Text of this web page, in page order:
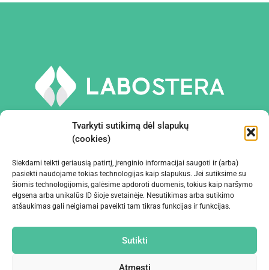
Tvarkyti sutikimą dėl slapukų
(cookies)
Siekdami teikti geriausią patirtį, įrenginio informacijai saugoti ir (arba)
pasiekti naudojame tokias technologijas kaip slapukus. Jei sutiksime su
šiomis technologijomis, galėsime apdoroti duomenis, tokius kaip naršymo
elgsena arba unikalūs ID šioje svetainėje. Nesutikimas arba sutikimo
atšaukimas gali neigiamai paveikti tam tikras funkcijas ir funkcijas.
Sutikti
Atmesti
PRIEMONĖS IR ĮRANGA
ĮMONĖ